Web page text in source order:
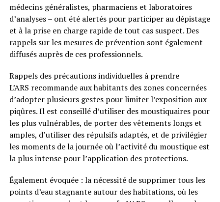
médecins généralistes, pharmaciens et laboratoires
d’analyses – ont été alertés pour participer au dépistage
et à la prise en charge rapide de tout cas suspect. Des
rappels sur les mesures de prévention sont également
diffusés auprès de ces professionnels.
Rappels des précautions individuelles à prendre
L’ARS recommande aux habitants des zones concernées
d’adopter plusieurs gestes pour limiter l’exposition aux
piqûres. Il est conseillé d’utiliser des moustiquaires pour
les plus vulnérables, de porter des vêtements longs et
amples, d’utiliser des répulsifs adaptés, et de privilégier
les moments de la journée où l’activité du moustique est
la plus intense pour l’application des protections.
Également évoquée : la nécessité de supprimer tous les
points d’eau stagnante autour des habitations, où les